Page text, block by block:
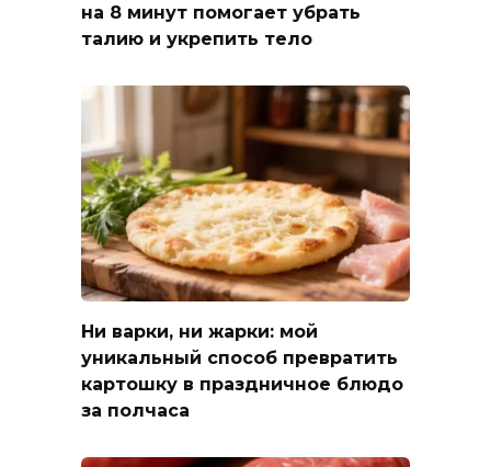
на 8 минут помогает убрать
талию и укрепить тело
Ни варки, ни жарки: мой
уникальный способ превратить
картошку в праздничное блюдо
за полчаса